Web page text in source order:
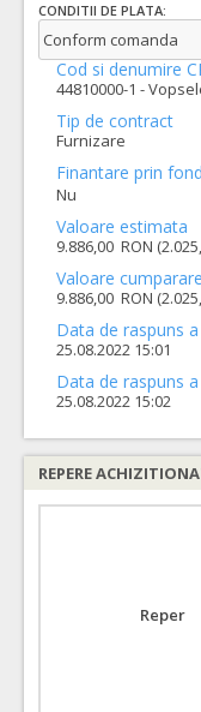
CONDITII DE PLATA:
Conform comanda
Cod si denumire
44810000-1 -
Tip de contract
Furnizare
Finantare prin
Nu
Valoare estimata
9.886,00 RON
Valoare
9.886,00 RON
Data de raspuns
25.08.2022 15:01
Data de raspuns
25.08.2022 15:02
REPERE
Reper